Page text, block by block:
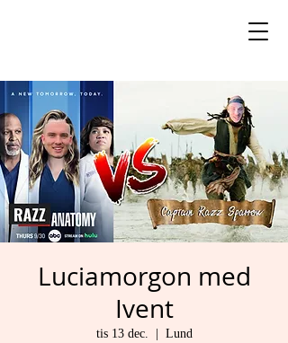
Luciamorgon med
Ivent
tis 13 dec. Lund